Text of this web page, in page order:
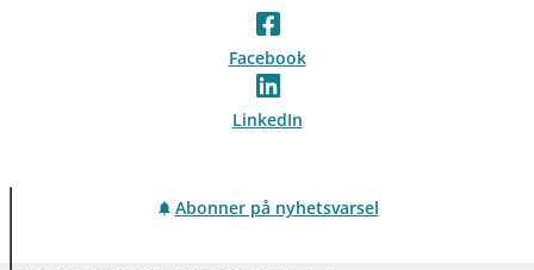
Facebook
LinkedIn
Abonner på nyhetsvarsel